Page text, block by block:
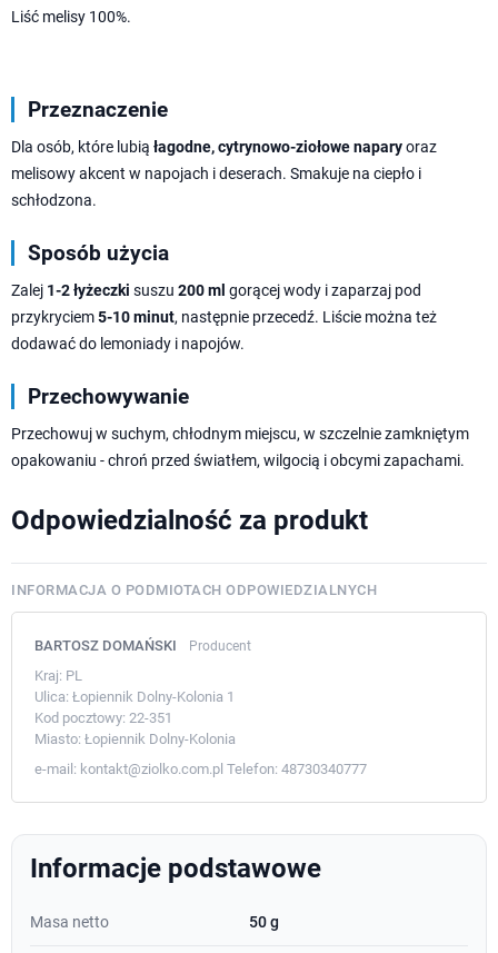
Liść melisy 100%.
Przeznaczenie
Dla osób, które lubią łagodne, cytrynowo-ziołowe naparyoraz
melisowy akcent w napojach i deserach. Smakuje na ciepło i
schłodzona.
Sposób użycia
Zalej 1-2 łyżeczki suszu 200 ml gorącej wody i zaparzaj pod
przykryciem5-10 minut, następnie przecedź. Liście można też
dodawać do lemoniady i napojów.
Przechowywanie
Przechowuj w suchym, chłodnym miejscu, w szczelnie zamkniętym
opakowaniu - chroń przed światłem, wilgocią i obcymi zapachami.
Odpowiedzialność za produkt
INFORMACJA O PODMIOTACH ODPOWIEDZIALNYCH
BARTOSZ DOMAŃSKI Producent
Kraj: PL
Ulica: Łopiennik Dolny-Kolonia 1
Kod pocztowy: 22-351
Miasto: Łopiennik Dolny-Kolonia
e-mail: kontakt@ziolko.com.pl Telefon: 48730340777
Informacje podstawowe
Masa netto 50 g